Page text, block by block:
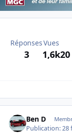
Réponses
3
Vues
1,6k
Ben D
Publication:28